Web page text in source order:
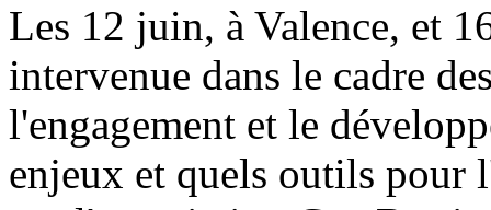
Les 12 juin, à Valence, et
intervenue dans le cadre
l'engagement et le
enjeux et quels outils pour